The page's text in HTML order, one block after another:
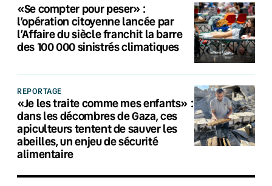
«Se compter pour peser» :
l’opération citoyenne lancée par
l’Affaire du siècle franchit la barre
des 100 000 sinistrés climatiques
REPORTAGE
«Je les traite comme mes enfants» :
dans les décombres de Gaza, ces
apiculteurs tentent de sauver les
abeilles, un enjeu de sécurité
alimentaire